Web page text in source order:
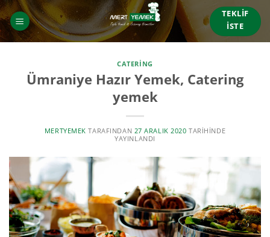
İçeriğe
atla
TEKLIF
İSTE
CATERING
Ümraniye Hazır Yemek, Catering
yemek
MERTYEMEK TARAFINDAN 27 ARALIK 2020 TARIHINDE
YAYINLANDI